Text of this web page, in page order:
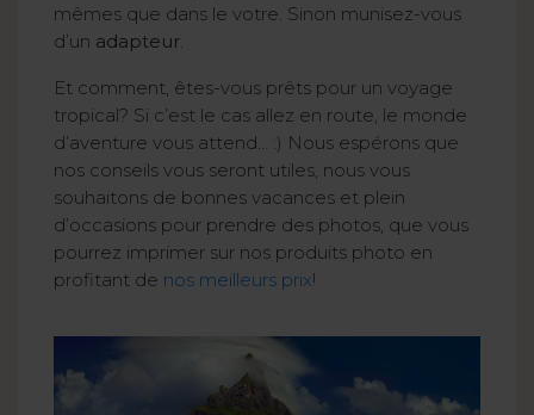
mêmes que dans le votre. Sinon munisez-vous
d’un adapteur
Et comment, êtes-vous prêts pour un voyage
tropical? Si c’est le cas allez en route, le monde
d’aventure vous attend… :) Nous espérons que
nos conseils vous seront utiles, nous vous
souhaitons de bonnes vacances et plein
d’occasions pour prendre des photos, que vous
pourrez imprimer sur nos produits photo en
profitant de nos meilleurs prix!